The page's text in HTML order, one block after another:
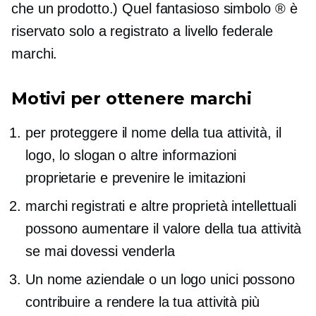
che un prodotto.) Quel fantasioso simbolo ® è
riservato solo a registrato a livello federale
marchi.
Motivi per ottenere marchi
per proteggere il nome della tua attività, il
logo, lo slogan o altre informazioni
proprietarie e prevenire le imitazioni
marchi registrati e altre proprietà intellettuali
possono aumentare il valore della tua attività
se mai dovessi venderla
Un nome aziendale o un logo unici possono
contribuire a rendere la tua attività più